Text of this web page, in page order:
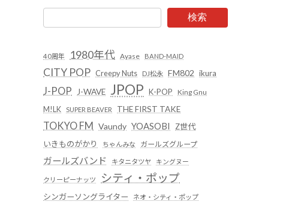
検索
40周年 1980年代 Ayase BAND-MAID
CITY POP Creepy Nuts DJ松永 FM802 ikura
J-POP J-WAVE JPOP K-POP
King Gnu
M!LK
SUPER BEAVER THE FIRST TAKE
TOKYO FM Vaundy YOASOBI
Z世代
いきものがかり
ちゃんみな ガールズグループ
ガールズバンド キタニタツヤ キングヌー
クリーピーナッツ シティ・ポップ
シンガーソングライター ネオ・シティ・ポップ